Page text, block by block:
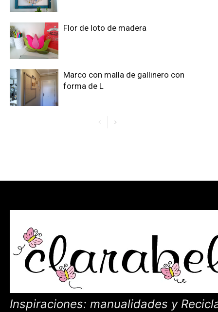
Flor de loto de madera
Marco con malla de gallinero con
forma de L
Inspiraciones: manualidades y